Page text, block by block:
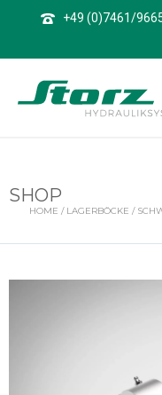
+49 (0)7461/
SHOP
HOME / LAGERBÖCKE /